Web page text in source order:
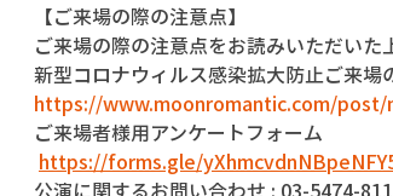
【ご来場の際の注意点】
ご来場の際の注意点をお読みいただいた
新型コロナウィルス感染拡大防止ご来場
https://www.moonromantic.com/post/
ご来場者様用アンケートフォーム
https://forms.gle/